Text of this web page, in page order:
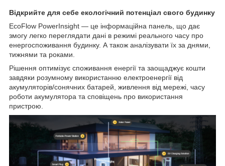
Відкрийте для себе екологічний потенціал свого будинку
EcoFlow PowerInsight — це інформаційна панель, що дає
змогу легко переглядати дані в режимі реального часу про
енергоспоживання будинку. А також аналізувати їх за днями,
тижнями та роками.
Рішення оптимізує споживання енергії та заощаджує кошти
завдяки розумному використанню електроенергії від
акумуляторів/сонячних батарей, живлення від мережі, часу
роботи акумулятора та сповіщень про використання
пристрою.